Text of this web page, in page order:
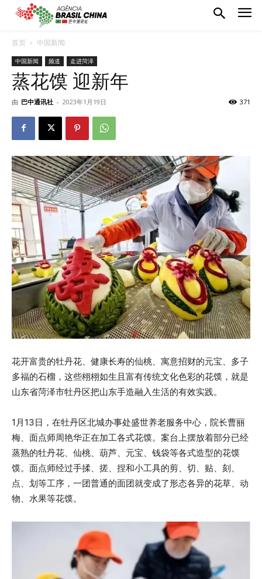
首页 中国新闻
中国新闻 频道 走进菏泽
蒸花馍 迎新年
由 巴中通讯社 - 2023年1月19日 371
花开富贵的牡丹花、健康长寿的仙桃、寓意招财的元宝、多子
多福的石榴，这些栩栩如生且富有传统文化色彩的花馍，就是
山东省菏泽市牡丹区把山东手造融入生活的有效实践。
1月13日，在牡丹区北城办事处盛世养老服务中心，院长曹丽
梅、面点师周艳华正在加工各式花馍。案台上摆放着部分已经
蒸熟的牡丹花、仙桃、葫芦、元宝、钱袋等各式造型的花馍
馍。面点师经过手揉、搓、捏和小工具的剪、切、贴、刻、
点、划等工序，一团普通的面团就变成了形态各异的花草、动
物、水果等花馍。